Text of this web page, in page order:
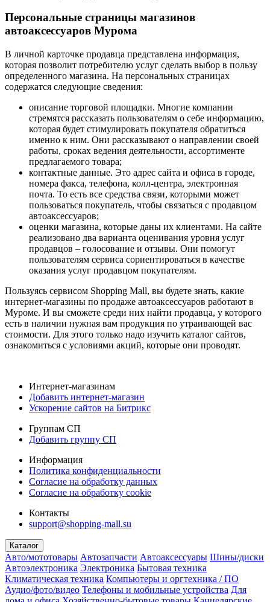
Персональные страницы магазинов
автоаксессуаров Мурома
В личной карточке продавца представлена информация,
которая позволит потребителю услуг сделать выбор в пользу
определенного магазина. На персональных страницах
содержатся следующие сведения:
описание торговой площадки. Многие компании
стремятся рассказать пользователям о себе информацию,
которая будет стимулировать покупателя обратиться
именно к ним. Они рассказывают о направлении своей
работы, сроках ведения деятельности, ассортименте
предлагаемого товара;
контактные данные. Это адрес сайта и офиса в городе,
номера факса, телефона, колл-центра, электронная
почта. То есть все средства связи, которыми может
пользоваться покупатель, чтобы связаться с продавцом
автоаксессуаров;
оценки магазина, которые даны их клиентами. На сайте
реализовано два варианта оценивания уровня услуг
продавцов – голосование и отзывы. Они помогут
пользователям сервиса сориентироваться в качестве
оказания услуг продавцом покупателям.
Пользуясь сервисом Shopping Mall, вы будете знать, какие
интернет-магазины по продаже автоаксессуаров работают в
Муроме. И вы сможете среди них найти продавца, у которого
есть в наличии нужная вам продукция по утраивающей вас
стоимости. Для этого только надо изучить каталог сайтов,
ознакомиться с условиями акций, которые они проводят.
Интернет-магазинам
Добавить интернет-магазин
Ускорение сайтов на Битрикс
Группам СП
Добавить группу СП
Информация
Политика конфиденциальности
Согласие на обработку данных
Согласие на обработку cookie
Контакты
support@shopping-mall.su
Каталог
Авто/мототовары Автозапчасти Автоаксессуары Шины/диски
Автоэлектроника Электроника Бытовая техника
Климатическая техника Компьютеры и оргтехника / ПО
Аудио/фото/видео Телефоны и мобильные устройства Для